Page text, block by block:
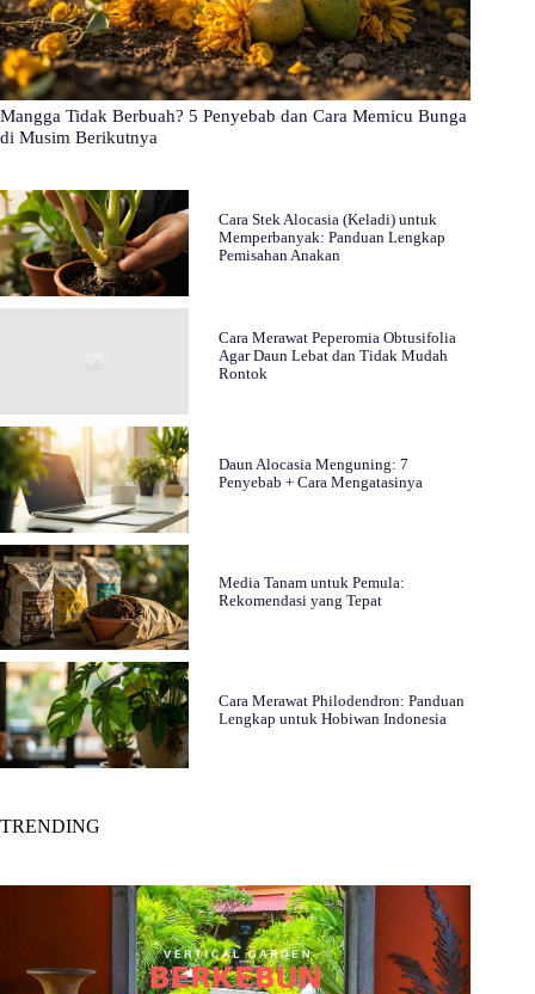
Mangga Tidak Berbuah? 5 Penyebab dan Cara Memicu Bunga
di Musim Berikutnya
Cara Stek Alocasia (Keladi) untuk
Memperbanyak: Panduan Lengkap
Pemisahan Anakan
Cara Merawat Peperomia Obtusifolia
Agar Daun Lebat dan Tidak Mudah
Rontok
Daun Alocasia Menguning: 7
Penyebab + Cara Mengatasinya
Media Tanam untuk Pemula:
Rekomendasi yang Tepat
Cara Merawat Philodendron: Panduan
Lengkap untuk Hobiwan Indonesia
TRENDING